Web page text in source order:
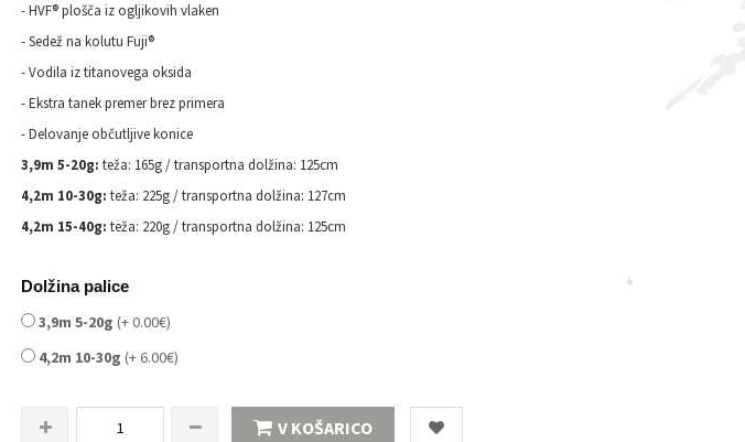
- HVF® plošča iz ogljikovih vlaken
- Sedež na kolutu Fuji®
- Vodila iz titanovega oksida
- Ekstra tanek premer brez primera
- Delovanje občutljive konice
3,9m 5-20g: teža: 165g / transportna dolžina: 125cm
4,2m 10-30g: teža: 225g / transportna dolžina: 127cm
4,2m 15-40g: teža: 220g / transportna dolžina: 125cm
*
Dolžina palice
3,9m 5-20g (+ 0.00€)
4,2m 10-30g (+ 6.00€)
V KOŠARICO